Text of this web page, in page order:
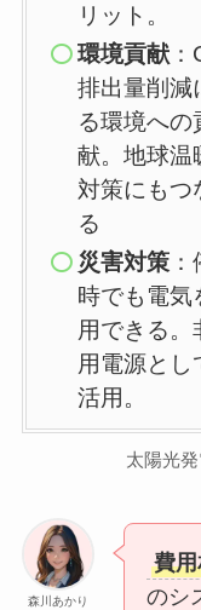
リット。
環境貢献
排出量削減
る環境への
献。地球温
対策にもつ
る
災害対策
時でも電気
用できる。
用電源とし
活用。
太陽光
森川あかり
費
のシ